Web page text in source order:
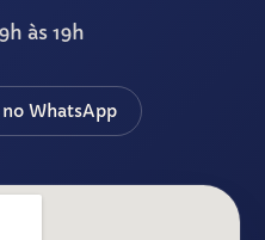
às 19h
no WhatsApp